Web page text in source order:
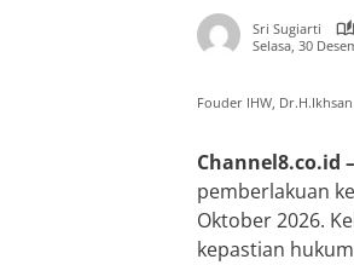
Sri Sugiarti
Selasa, 30
Fouder IHW,
Channel8.co.id
pemberlakuan
Oktober 2026.
kepastian